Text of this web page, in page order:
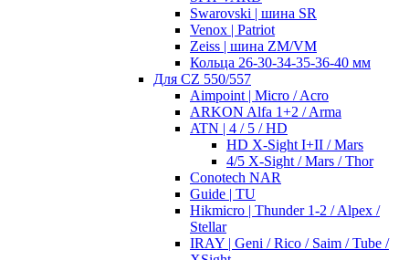
Swarovski | шина SR
Venox | Patriot
Zeiss | шина ZM/VM
Кольца 26-30-34-35-36-40 мм
Для CZ 550/557
Aimpoint | Micro / Acro
ARKON Alfa 1+2 / Arma
ATN | 4 / 5 / HD
HD X-Sight I+II / Mars
4/5 X-Sight / Mars / Thor
Conotech NAR
Guide | TU
Hikmicro | Thunder 1-2 / Alpex /
Stellar
IRAY | Geni / Rico / Saim / Tube /